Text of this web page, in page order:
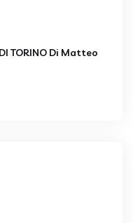
DI TORINO Di Matteo